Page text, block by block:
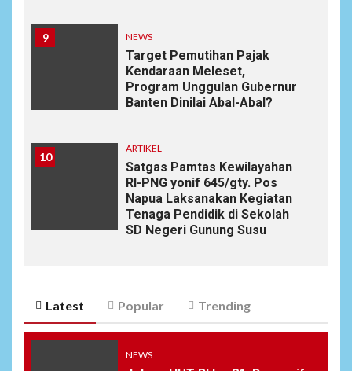
9 NEWS
Target Pemutihan Pajak
Kendaraan Meleset,
Program Unggulan Gubernur
Banten Dinilai Abal-Abal?
10
ARTIKEL
Satgas Pamtas Kewilayahan
RI-PNG yonif 645/gty. Pos
Napua Laksanakan Kegiatan
Tenaga Pendidik di Sekolah
SD Negeri Gunung Susu
Latest Popular Trending
NEWS